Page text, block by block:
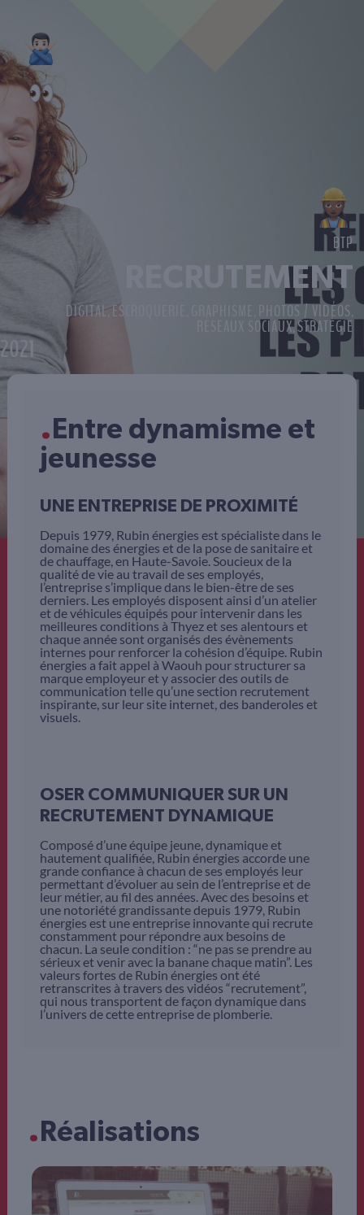
BTP
RECRUTEMENT
DIGITAL, ESCROQUERIE GRAPHISME PHOTOS / VIDÉOS,
RÉSEAUX SOCIAUX,STRATÉGIE
2021
.Entre dynamisme et
jeunesse
UNE ENTREPRISE DE PROXIMITÉ
Depuis 1979, Rubin énergies est spécialiste dans le
domaine des énergies et de la pose de sanitaire et
de chauffage, en Haute-Savoie. Soucieux de la
qualité de vie au travail de ses employés,
l’entreprise s’implique dans le bien-être de ses
derniers. Les employés disposent ainsi d’un atelier
et de véhicules équipés pour intervenir dans les
meilleures conditions à Thyez et ses alentours et
chaque année sont organisés des évènements
internes pour renforcer la cohésion d’équipe. Rubin
énergies a fait appel à Waouh pour structurer sa
marque employeur et y associer des outils de
communication telle qu’une section recrutement
inspirante, sur leur site internet, des banderoles et
visuels.
OSER COMMUNIQUER SUR UN
RECRUTEMENT DYNAMIQUE
Composé d’une équipe jeune, dynamique et
hautement qualifiée, Rubin énergies accorde une
grande confiance à chacun de ses employés leur
permettant d’évoluer au sein de l’entreprise et de
leur métier, au fil des années. Avec des besoins et
une notoriété grandissante depuis 1979, Rubin
énergies est une entreprise innovante qui recrute
constamment pour répondre aux besoins de
chacun. La seule condition : “ne pas se prendre au
sérieux et venir avec la banane chaque matin”. Les
valeurs fortes de Rubin énergies ont été
retranscrites à travers des vidéos “recrutement”,
qui nous transportent de façon dynamique dans
l’univers de cette entreprise de plomberie.
.Réalisations